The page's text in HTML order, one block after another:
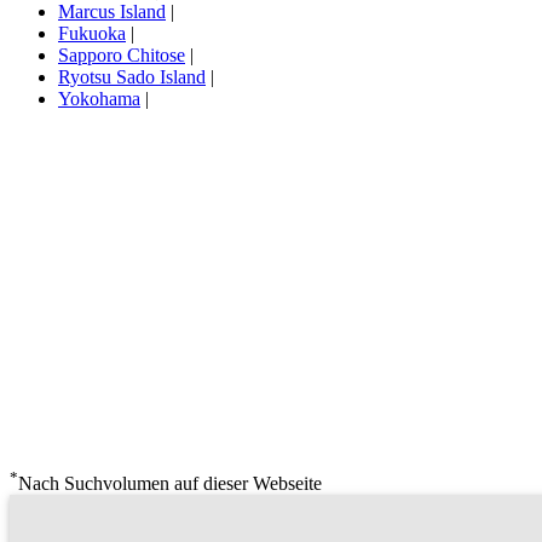
Marcus Island |
Fukuoka |
Sapporo Chitose |
Ryotsu Sado Island |
Yokohama |
*Nach Suchvolumen auf dieser Webseite